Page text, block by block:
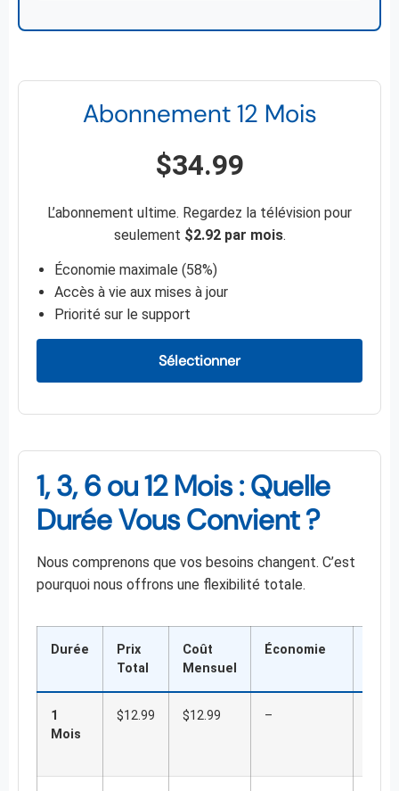
Abonnement 12 Mois
$34.99
L’abonnement ultime. Regardez la télévision pour
seulement $2.92 par mois.
Économie maximale (58%)
Accès à vie aux mises à jour
Priorité sur le support
Sélectionner
1, 3, 6 ou 12 Mois : Quelle
Durée Vous Convient ?
Nous comprenons que vos besoins changent. C’est
pourquoi nous offrons une flexibilité totale.
Durée
Prix
Total
Coût
Mensuel
Économie
1
Mois
$12.99 $12.99 –